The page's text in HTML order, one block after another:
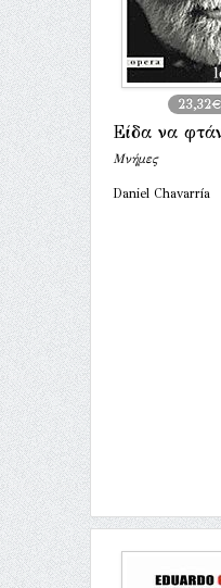
23,32€
Είδα να
Μνήμες
Daniel Chavarría